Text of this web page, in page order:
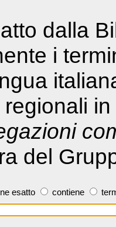
dalla
i
del
esatto contiene